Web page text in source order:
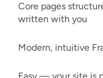
Core pages
written with you
Modern, intuitive